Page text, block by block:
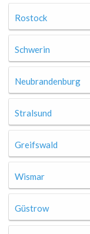
Rostock
Schwerin
Neubrandenburg
Stralsund
Greifswald
Wismar
Güstrow